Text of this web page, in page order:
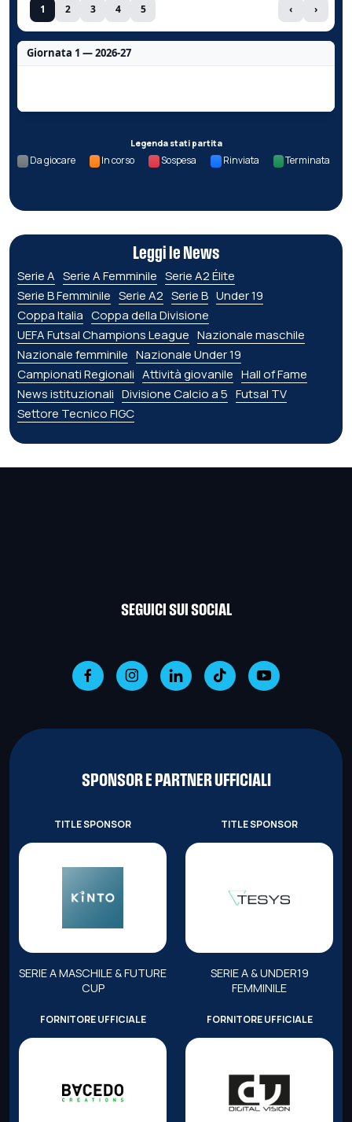
1 2 3 4 5 ‹ ›
Giornata 1 — 2026-27
Legenda stati partita
Da giocare In corso Sospesa Rinviata Terminata
Leggi le News
Serie A Serie A Femminile Serie A2 Élite
Serie B Femminile Serie A2 Serie B Under 19
Coppa Italia Coppa della Divisione
UEFA Futsal Champions League Nazionale maschile
Nazionale femminile Nazionale Under 19
Campionati Regionali Attività giovanile Hall of Fame
News istituzionali Divisione Calcio a 5 Futsal TV
Settore Tecnico FIGC
SEGUICI SUI SOCIAL
SPONSOR E PARTNER UFFICIALI
TITLE SPONSOR
SERIE A MASCHILE & FUTURE
CUP
TITLE SPONSOR
SERIE A & UNDER19
FEMMINILE
FORNITORE UFFICIALE FORNITORE UFFICIALE